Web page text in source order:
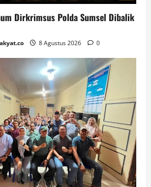
Dirkrimsus Polda Sumsel Dibalik
8 Agustus 2026 0